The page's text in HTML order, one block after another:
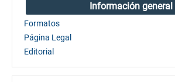
Información general
Formatos
Página Legal
Editorial